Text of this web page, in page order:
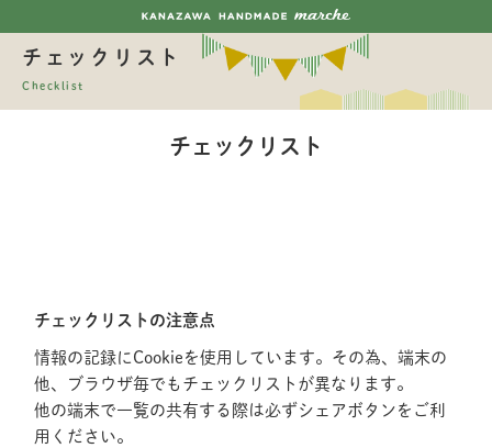
チェックリスト
Checklist
チェックリスト
チェックリストの注意点
情報の記録にCookieを使用しています。その為、端末の
他、ブラウザ毎でもチェックリストが異なります。
他の端末で一覧の共有する際は必ずシェアボタンをご利
用ください。